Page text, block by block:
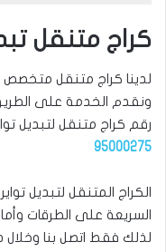
كراج متنقل
لدينا كراج متنقل متخصص
ونقدم الخدمة على
رقم كراج متنقل لتبديل
95000275
الكراج المتنقل لتبديل
السريعة على الطرقات
لذلك فقط اتصل بنا